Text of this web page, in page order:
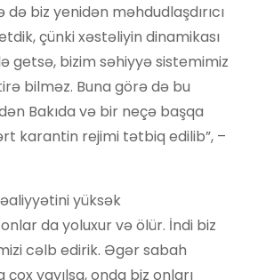
də biz yenidən məhdudlaşdırıcı
çünki xəstəliyin dinamikası
getsə, bizim səhiyyə sistemimiz
bilməz. Buna görə də bu
Bakıda və bir neçə başqa
karantin rejimi tətbiq edilib”, –
yüksək
da yoluxur və ölür. İndi biz
cəlb edirik. Əgər sabah
yayılsa, onda biz onları